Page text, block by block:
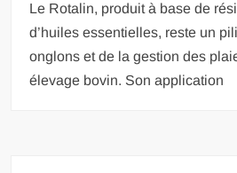
Le Rotalin, produit à base de
d’huiles essentielles, reste un
onglons et de la gestion des
élevage bovin. Son application